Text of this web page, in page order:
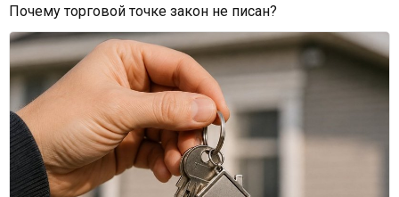
Почему торговой точке закон не писан?